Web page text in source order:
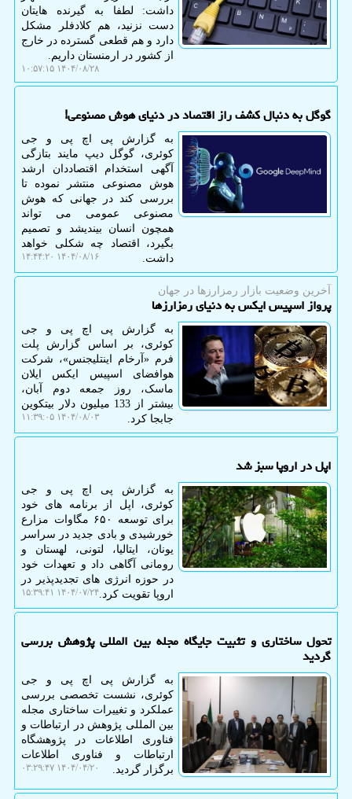
داشت: لطفا به گیرنده هایتان
دست نزنید، هم کلادفلر مشکل
دارد و هم قطعی گسترده در خارج
از کشور در ارمنستان داریم.
۱۴۰۴/۰۸/۲۸ ۱۰:۵۷:۱۵
گوگل به دنبال کشف راز اقتصاد در دنیای هوش مصنوعی!
به گزارش پی اچ پی و جی
کوئری، گوگل دیپ مایند بتازگی
آگهی استخدام اقتصاددان ارشد
هوش مصنوعی منتشر نموده تا
بررسی کند در جهانی که هوش
مصنوعی عمومی می تواند
همچون انسان بیندیشد و تصمیم
بگیرد، اقتصاد چه شکلی خواهد
داشت.
۱۴۰۴/۰۸/۱۶ ۱۴:۴۴:۲۰
آخرین وضعیت بازار رمزارزها در جهان
پرواز اسپیس ایکس به دنیای رمزارزها
به گزارش پی اچ پی و جی
کوئری، بر اساس گزارش پلت
فرم «آرخام اینتلیجنس»، شرکت
هوافضای اسپیس ایکس ایلان
ماسک، روز جمعه دوم آبان،
بیشتر از 133 میلیون دلار بیتکوین
جابجا کرد.
۱۴۰۴/۰۸/۰۳ ۱۱:۳۹:۰۵
اپل در اروپا سبز شد
به گزارش پی اچ پی و جی
کوئری، اپل از برنامه های خود
برای توسعه ۶۵۰ مگاوات مزارع
خورشیدی و بادی جدید در سراسر
یونان، ایتالیا، لتونی، لهستان و
رومانی آگاهی داد و تعهدات خود
در حوزه انرژی های تجدیدپذیر در
اروپا تقویت کرد.۱۴۰۴/۰۷/۲۴ ۱۵:۳۹:۴۱
تحول ساختاری و تثبیت جایگاه مجله بین المللی پژوهش بررسی
گردید
به گزارش پی اچ پی و جی
کوئری، نشست تخصصی بررسی
عملکرد و تغییرات ساختاری مجله
بین المللی پژوهش در ارتباطات و
فناوری اطلاعات در پژوهشگاه
ارتباطات و فناوری اطلاعات
برگزار گردید.
۱۴۰۴/۰۴/۲۰ ۰۳:۲۹:۴۷